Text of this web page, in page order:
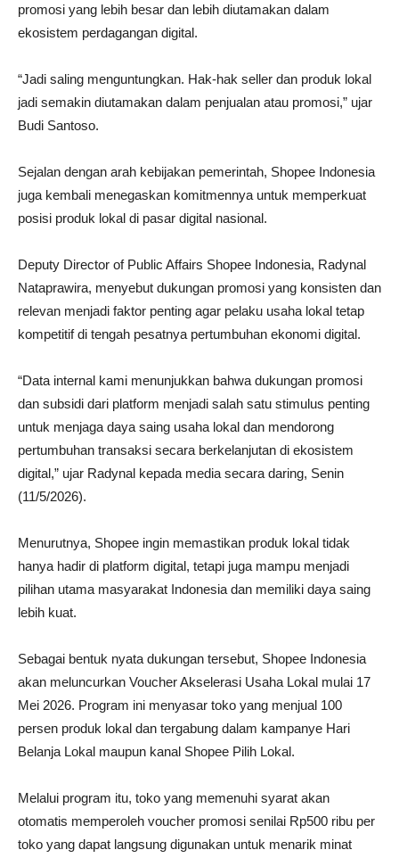
promosi yang lebih besar dan lebih diutamakan dalam
ekosistem perdagangan digital.
“Jadi saling menguntungkan. Hak-hak seller dan produk lokal
jadi semakin diutamakan dalam penjualan atau promosi,” ujar
Budi Santoso.
Sejalan dengan arah kebijakan pemerintah, Shopee Indonesia
juga kembali menegaskan komitmennya untuk memperkuat
posisi produk lokal di pasar digital nasional.
Deputy Director of Public Affairs Shopee Indonesia, Radynal
Nataprawira, menyebut dukungan promosi yang konsisten dan
relevan menjadi faktor penting agar pelaku usaha lokal tetap
kompetitif di tengah pesatnya pertumbuhan ekonomi digital.
“Data internal kami menunjukkan bahwa dukungan promosi
dan subsidi dari platform menjadi salah satu stimulus penting
untuk menjaga daya saing usaha lokal dan mendorong
pertumbuhan transaksi secara berkelanjutan di ekosistem
digital,” ujar Radynal kepada media secara daring, Senin
(11/5/2026).
Menurutnya, Shopee ingin memastikan produk lokal tidak
hanya hadir di platform digital, tetapi juga mampu menjadi
pilihan utama masyarakat Indonesia dan memiliki daya saing
lebih kuat.
Sebagai bentuk nyata dukungan tersebut, Shopee Indonesia
akan meluncurkan Voucher Akselerasi Usaha Lokal mulai 17
Mei 2026. Program ini menyasar toko yang menjual 100
persen produk lokal dan tergabung dalam kampanye Hari
Belanja Lokal maupun kanal Shopee Pilih Lokal.
Melalui program itu, toko yang memenuhi syarat akan
otomatis memperoleh voucher promosi senilai Rp500 ribu per
toko yang dapat langsung digunakan untuk menarik minat